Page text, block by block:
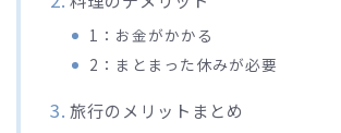
1：お金がかかる
2：まとまった休みが必要
旅行のメリットまとめ